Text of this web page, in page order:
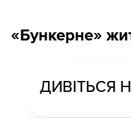
«Бункерне»
ДИВІТЬСЯ